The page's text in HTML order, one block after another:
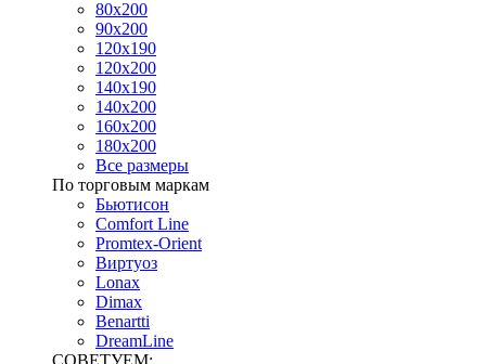
80х200
90х200
120х190
120х200
140х190
140х200
160х200
180х200
Все размеры
По торговым маркам
Бьютисон
Comfort Line
Promtex-Orient
Виртуоз
Lonax
Dimax
Benartti
DreamLine